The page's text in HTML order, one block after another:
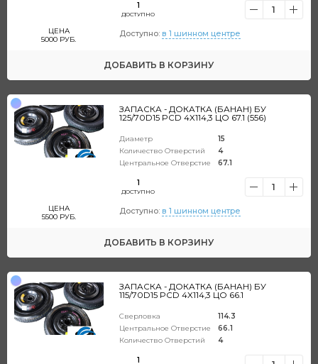
ЦЕНА
5000 РУБ.
1
ДОСТУПНО 1
Доступно: в 1 шинном центре
ДОБАВИТЬ В КОРЗИНУ
ЦЕНА
5500РУБ.
ЗАПАСКА - ДОКАТКА (БАНАН) БУ
125/70D15 PCD 4X114,3 ЦО 67.1 (556)
Диаметр
Количество Отверстий
Центральное Отверстие
15
4
67.1
1
ДОСТУПНО 1
Доступно: в 1 шинном центре
ДОБАВИТЬ В КОРЗИНУ
ЗАПАСКА - ДОКАТКА (БАНАН) БУ
115/70D15 PCD 4X114,3 ЦО 66.1
Сверловка
Центральное Отверстие
Количество Отверстий
114.3
66.1
4
1